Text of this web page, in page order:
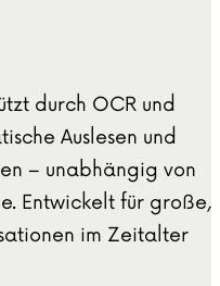
durch OCR und
Auslesen und
– unabhängig von
Entwickelt für große,
im Zeitalter